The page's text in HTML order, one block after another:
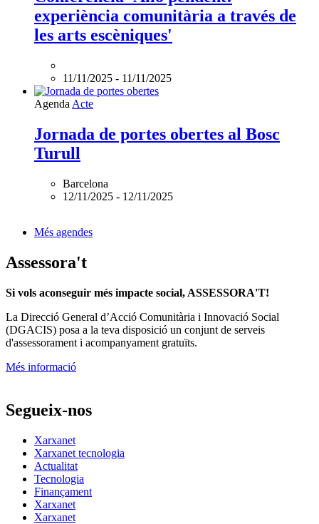
experiència comunitària a través de
les arts escèniques'
11/11/2025 - 11/11/2025
Agenda Acte
Jornada de portes obertes al Bosc
Turull
Barcelona
12/11/2025 - 12/11/2025
Més agendes
Assessora't
Si vols aconseguir més impacte social, ASSESSORA'T!
La Direcció General d’Acció Comunitària i Innovació Social
(DGACIS) posa a la teva disposició un conjunt de serveis
d'assessorament i acompanyament gratuïts.
Més informació
Segueix-nos
Xarxanet
Xarxanet tecnologia
Actualitat
Tecnologia
Finançament
Xarxanet
Xarxanet